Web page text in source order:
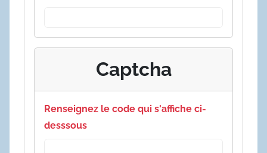
Captcha
Renseignez le code qui s'affiche ci-
desssous